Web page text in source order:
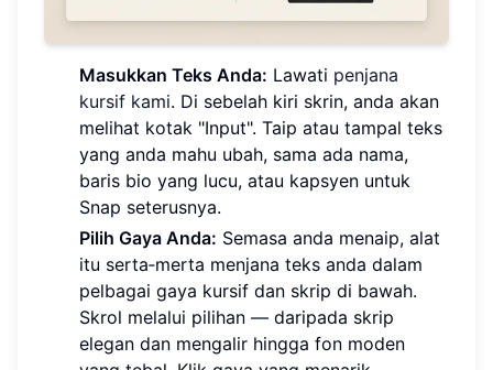
Masukkan Teks Anda: Lawati penjana
kursif kami. Di sebelah kiri skrin, anda akan
melihat kotak "Input". Taip atau tampal teks
yang anda mahu ubah, sama ada nama,
baris bio yang lucu, atau kapsyen untuk
Snap seterusnya.
Pilih Gaya Anda: Semasa anda menaip, alat
itu serta‑merta menjana teks anda dalam
pelbagai gaya kursif dan skrip di bawah.
Skrol melalui pilihan — daripada skrip
elegan dan mengalir hingga fon moden